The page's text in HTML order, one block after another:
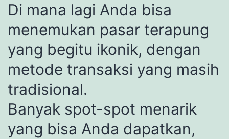
Di mana lagi Anda bisa
menemukan pasar terapung
yang begitu ikonik, dengan
metode transaksi yang masih
tradisional.
Banyak spot-spot menarik
yang bisa Anda dapatkan,